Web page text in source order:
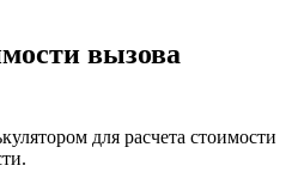
вызова
для расчета стоимости